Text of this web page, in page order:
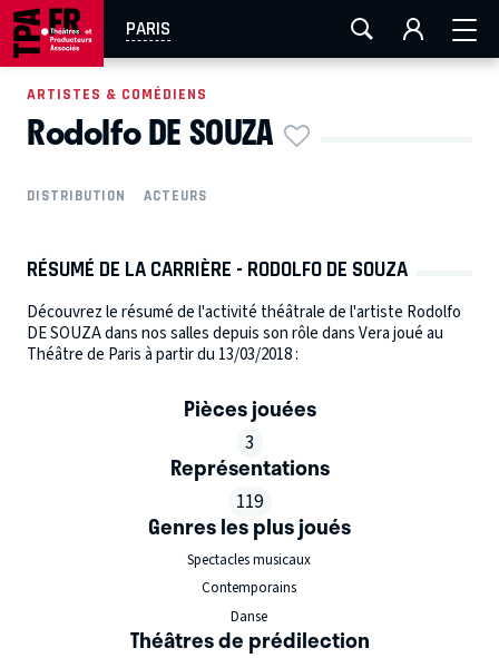
PARIS
AIX-MARSEILLE LA ROCHELLE
EN TOURNÉE
ARTISTES & COMÉDIENS
Rodolfo DE SOUZA
DISTRIBUTION ACTEURS
RÉSUMÉ DE LA CARRIÈRE - RODOLFO DE SOUZA
Découvrez le résumé de l'activité théâtrale de l'artiste Rodolfo
DE SOUZA dans nos salles depuis son rôle dans Vera joué au
Théâtre de Paris à partir du 13/03/2018 :
Pièces jouées
3
Représentations
119
Genres les plus joués
Spectacles musicaux
Contemporains
Danse
Théâtres de prédilection